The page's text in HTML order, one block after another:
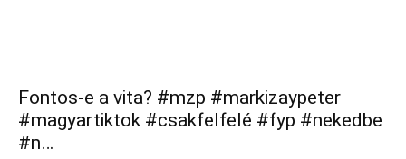
Fontos-e a vita? #mzp #markizaypeter
#magyartiktok #csakfelfelé #fyp #nekedbe
#n…